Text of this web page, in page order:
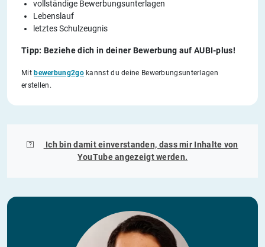
vollständige Bewerbungsunterlagen
Lebenslauf
letztes Schulzeugnis
Tipp: Beziehe dich in deiner Bewerbung auf AUBI-plus!
Mit bewerbung2gokannst du deine Bewerbungsunterlagen
erstellen.
Ich bin damit einverstanden, dass mir Inhalte von
YouTubeangezeigt werden.